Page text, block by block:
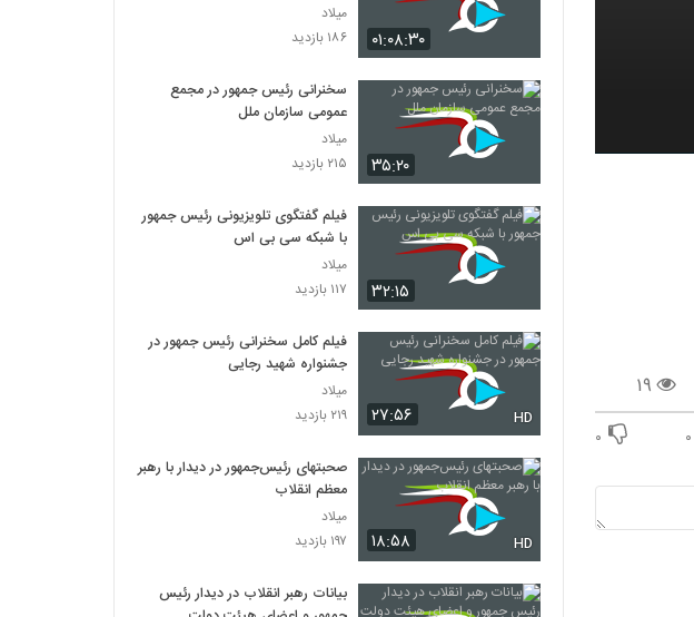
۱۹
۰ ۰
۰۱:۰۸:۳۰
میلاد
۱۸۶ بازدید
۳۵:۲۰
سخنرانی رئیس جمهور در مجمع
عمومی سازمان ملل
میلاد
۲۱۵ بازدید
۳۲:۱۵
فیلم گفتگوی تلویزیونی رئیس جمهور
با شبکه سی بی اس
میلاد
۱۱۷ بازدید
۲۷:۵۶ HD
فیلم کامل سخنرانی رئیس جمهور در
جشنواره شهید رجایی
میلاد
۲۱۹ بازدید
۱۸:۵۸ HD
صحبتهای رئیس‌جمهور در دیدار با رهبر
معظم انقلاب
میلاد
۱۹۷ بازدید
بیانات رهبر انقلاب در دیدار رئیس‌